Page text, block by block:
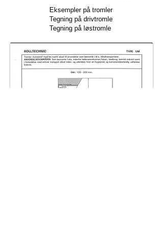
Eksempler på tromler
Tegning på drivtromle
Tegning på løstromle